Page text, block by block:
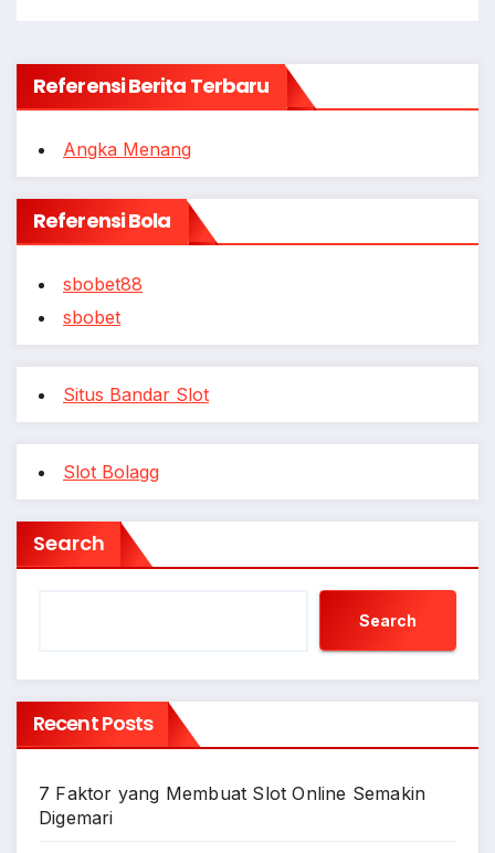
Referensi Berita Terbaru
Angka Menang
Referensi Bola
sbobet88
sbobet
Situs Bandar Slot
Slot Bolagg
Search
Search
Recent Posts
7 Faktor yang Membuat Slot Online Semakin
Digemari